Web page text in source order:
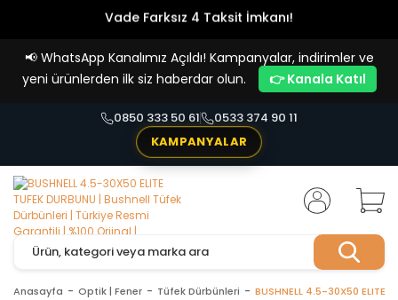
Vade Farksız 4 Taksit İmkanı!
📢 WhatsApp Kanalımız Açıldı! Kampanyalar, indirimler ve
yeni ürünlerden ilk siz haberdar olun.
👉 Kanala Katıl
0850 333 50 61
0533 374 90 11
KAMPANYALAR
Anasayfa Optik | Fener Tüfek Dürbünleri BUSHNELL 4.5-30X50 ELITE